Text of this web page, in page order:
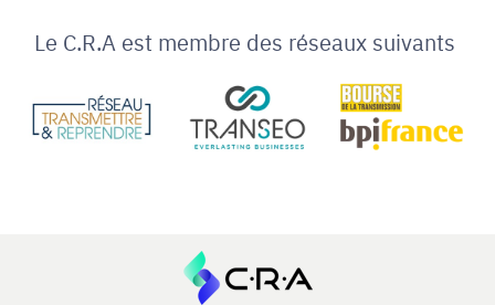
Le C.R.A est membre des réseaux suivants